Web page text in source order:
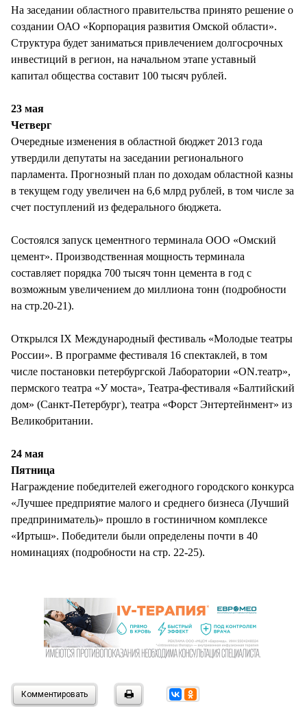
На заседании областного правительства принято решение о
создании ОАО «Корпорация развития Омской области».
Структура будет заниматься привлечением долгосрочных
инвестиций в регион, на начальном этапе уставный
капитал общества составит 100 тысяч рублей.
23 мая
Четверг
Очередные изменения в областной бюджет 2013 года
утвердили депутаты на заседании регионального
парламента. Прогнозный план по доходам областной казны
в текущем году увеличен на 6,6 млрд рублей, в том числе за
счет поступлений из федерального бюджета.
Состоялся запуск цементного терминала ООО «Омский
цемент». Производственная мощность терминала
составляет порядка 700 тысяч тонн цемента в год с
возможным увеличением до миллиона тонн (подробности
на стр.20-21).
Открылся IX Международный фестиваль «Молодые театры
России». В программе фестиваля 16 спектаклей, в том
числе постановки петербургской Лаборатории «ON.театр»,
пермского театра «У моста», Театра-фестиваля «Балтийский
дом» (Санкт-Петербург), театра «Форст Энтертейнмент» из
Великобритании.
24 мая
Пятница
Награждение победителей ежегодного городского конкурса
«Лучшее предприятие малого и среднего бизнеса (Лучший
предприниматель)» прошло в гостиничном комплексе
«Иртыш». Победители были определены почти в 40
номинациях (подробности на стр. 22-25).
Комментировать